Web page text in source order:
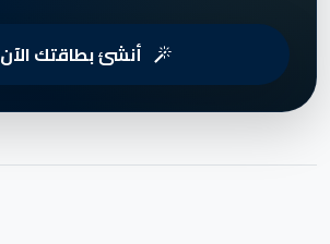
أنشئ بطاقتك الآن